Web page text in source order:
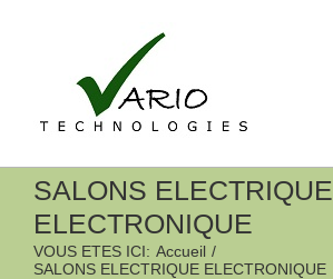
SALONS ELECTRIQUE
ELECTRONIQUE
VOUS ETES ICI: Accueil /
SALONS ELECTRIQUE ELECTRONIQUE